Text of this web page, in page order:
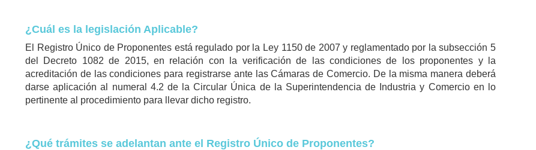
¿Cuál es la legislación Aplicable?
El Registro Único de Proponentes está regulado por la Ley 1150 de 2007 y reglamentado por la subsección 5
del Decreto 1082 de 2015, en relación con la verificación de las condiciones de los proponentes y la
acreditación de las condiciones para registrarse ante las Cámaras de Comercio. De la misma manera deberá
darse aplicación al numeral 4.2 de la Circular Única de la Superintendencia de Industria y Comercio en lo
pertinente al procedimiento para llevar dicho registro.
¿Qué trámites se adelantan ante el Registro Único de Proponentes?